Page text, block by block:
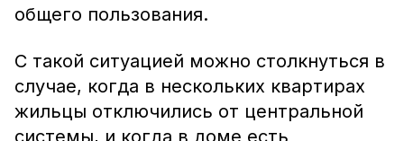
общего пользования.
С такой ситуацией можно столкнуться в
случае, когда в нескольких квартирах
жильцы отключились от центральной
системы, и когда в доме есть